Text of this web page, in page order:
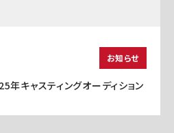
お知らせ
年キャスティングオーディション